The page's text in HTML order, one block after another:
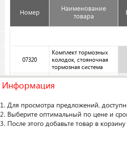
Номер
Наименование
товара
07320
Комплект тормозных
колодок, стояночная
тормозная система
07320
Комплект тормозных
колодок, стояночная
Аналоги(40) Original
Информация
1. Для просмотра предложений,
2. Выберите оптимальный по цене и
3. После этого добавьте товар в